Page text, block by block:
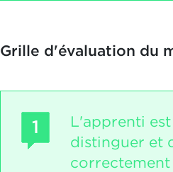
Grille d'évaluation du
1
L'apprenti
distinguer et